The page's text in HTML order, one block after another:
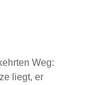
Weg:
liegt, er